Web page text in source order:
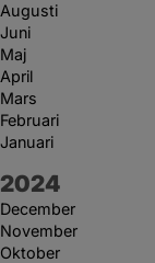
Augusti
Juni
Maj
April
Mars
Februari
Januari
År:
2024
December
November
Oktober